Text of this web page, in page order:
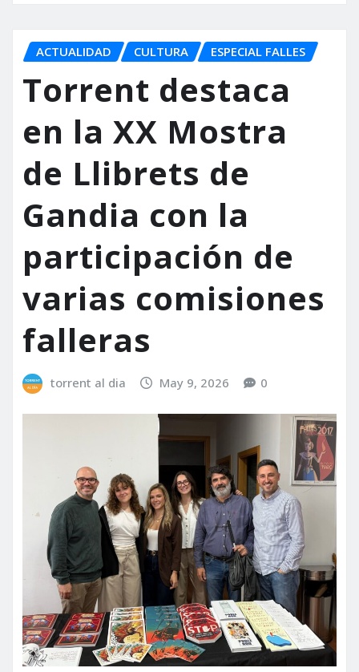
ACTUALIDAD CULTURA ESPECIAL FALLES
Torrent destaca
en la XX Mostra
de Llibrets de
Gandia con la
participación de
varias comisiones
falleras
torrent al dia May 9, 2026 0